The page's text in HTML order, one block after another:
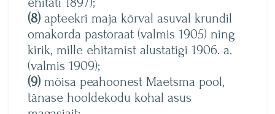
(8) apteekri maja kõrval asuval krundil
omakorda pastoraat (valmis 1905) ning
kirik, mille ehitamist alustatigi 1906. a.
(valmis 1909);
(9) mõisa peahoonest Maetsma pool,
tänase hooldekodu kohal asus